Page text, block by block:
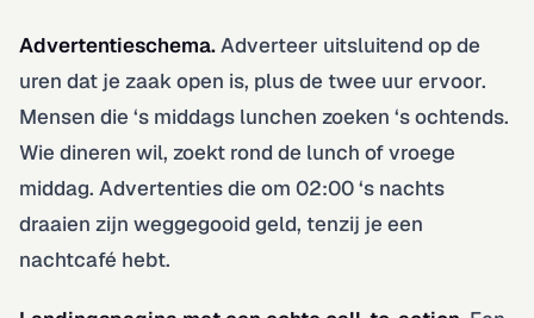
Advertentieschema.Adverteer uitsluitend op de
uren dat je zaak open is, plus de twee uur ervoor.
Mensen die ‘s middags lunchen zoeken ‘s ochtends.
Wie dineren wil, zoekt rond de lunch of vroege
middag. Advertenties die om 02:00 ‘s nachts
draaien zijn weggegooid geld, tenzij je een
nachtcafé hebt.